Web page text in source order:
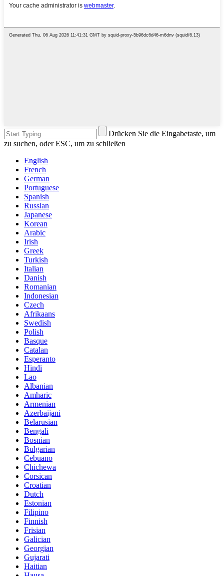
Drücken Sie die Eingabetaste, um
zu suchen, oder ESC, um zu schließen
English
French
German
Portuguese
Spanish
Russian
Japanese
Korean
Arabic
Irish
Greek
Turkish
Italian
Danish
Romanian
Indonesian
Czech
Afrikaans
Swedish
Polish
Basque
Catalan
Esperanto
Hindi
Lao
Albanian
Amharic
Armenian
Azerbaijani
Belarusian
Bengali
Bosnian
Bulgarian
Cebuano
Chichewa
Corsican
Croatian
Dutch
Estonian
Filipino
Finnish
Frisian
Galician
Georgian
Gujarati
Haitian